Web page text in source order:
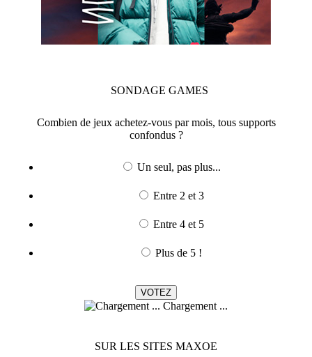
SONDAGE GAMES
Combien de jeux achetez-vous par mois, tous supports
confondus ?
Un seul, pas plus...
Entre 2 et 3
Entre 4 et 5
Plus de 5 !
Chargement ...
SUR LES SITES MAXOE